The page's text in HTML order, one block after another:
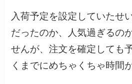
入荷予定を設定していたせ
だったのか、人気過ぎるの
せんが、注文を確定しても
くまでにめちゃくちゃ時間